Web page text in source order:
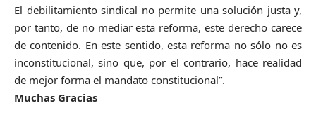
El debilitamiento sindical no permite una solución justa y,
por tanto, de no mediar esta reforma, este derecho carece
de contenido. En este sentido, esta reforma no sólo no es
inconstitucional, sino que, por el contrario, hace realidad
de mejor forma el mandato constitucional”.
Muchas Gracias